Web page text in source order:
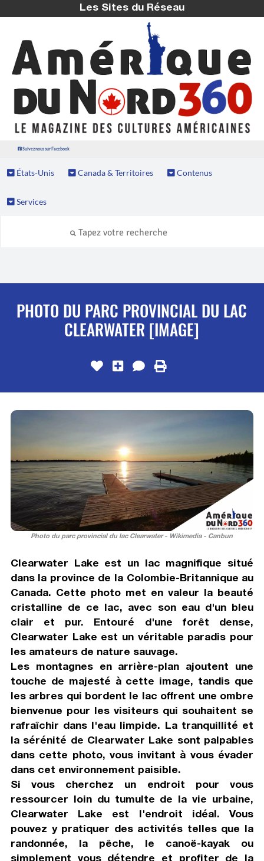
Les Sites du Réseau
Suivez nous sur Facebook
États-Unis Canada & Territoires Contenus
Services
PHOTO DU PARC PROVINCIAL DU LAC
CLEARWATER [IMAGE]
Photo du parc provincial du lac Clearwater - Wikimedia - Canbun
Clearwater Lake est un lac magnifique situé
dans la province de la Colombie-Britannique au
Canada. Cette photo met en valeur la beauté
cristalline de ce lac, avec son eau d'un bleu
clair et pur. Entouré d'une forêt dense,
Clearwater Lake est un véritable paradis pour
les amateurs de nature sauvage.
Les montagnes en arrière-plan ajoutent une
touche de majesté à cette image, tandis que
les arbres qui bordent le lac offrent une ombre
bienvenue pour les visiteurs qui souhaitent se
rafraîchir dans l'eau limpide. La tranquillité et
la sérénité de Clearwater Lake sont palpables
dans cette photo, vous invitant à vous évader
dans cet environnement paisible.
Si vous cherchez un endroit pour vous
ressourcer loin du tumulte de la vie urbaine,
Clearwater Lake est l'endroit idéal. Vous
pouvez y pratiquer des activités telles que la
randonnée, la pêche, le canoë-kayak ou
simplement vous détendre et profiter de la